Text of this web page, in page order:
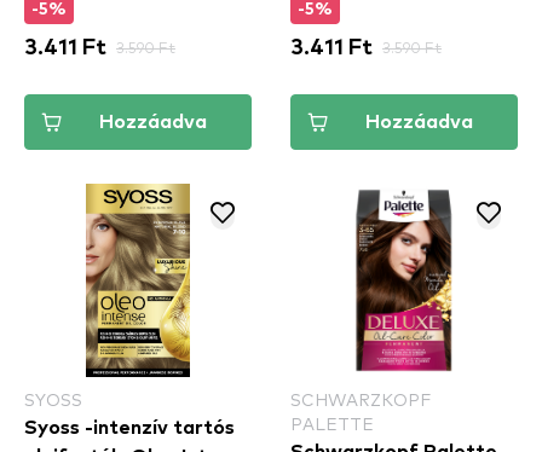
-5%
3.411 Ft 3.590 Ft
Hozzáadva
-5%
3.411 Ft 3.590 Ft
Hozzáadva
SYOSS
Syoss -intenzív tartós
SCHWARZKOPF
PALETTE